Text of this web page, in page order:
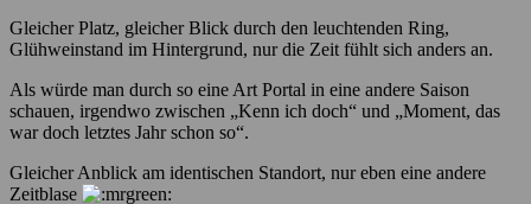
Gleicher Platz, gleicher Blick durch den leuchtenden Ring,
Glühweinstand im Hintergrund, nur die Zeit fühlt sich anders an.
Als würde man durch so eine Art Portal in eine andere Saison
schauen, irgendwo zwischen „Kenn ich doch“ und „Moment, das
war doch letztes Jahr schon so“.
Gleicher Anblick am identischen Standort, nur eben eine andere
Zeitblase